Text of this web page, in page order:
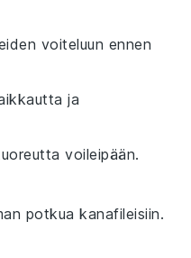
voiteluun ennen
ja
voileipään.
potkua kanafileisiin.